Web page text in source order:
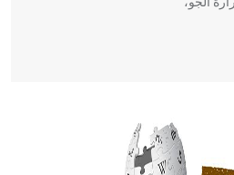
ورسالته في جروح الرأس. ويعود
الدين والفلسفة.